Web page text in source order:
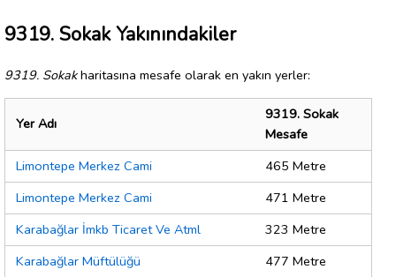
9319. Sokak Yakınındakiler
9319. Sokakharitasına mesafe olarak en yakın yerler:
Yer Adı
9319. Sokak
Mesafe
Limontepe Merkez Cami
465 Metre
Limontepe Merkez Cami
471 Metre
Karabağlar İmkb Ticaret Ve Atml
323 Metre
Karabağlar Müftülüğü
477 Metre